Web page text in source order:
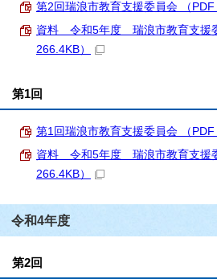
第2回瑞浪市教育支援委員会 （PDF
資料 令和5年度 瑞浪市教育支援
266.4KB）
第1回
第1回瑞浪市教育支援委員会 （PDF
資料 令和5年度 瑞浪市教育支援
266.4KB）
令和4年度
第2回